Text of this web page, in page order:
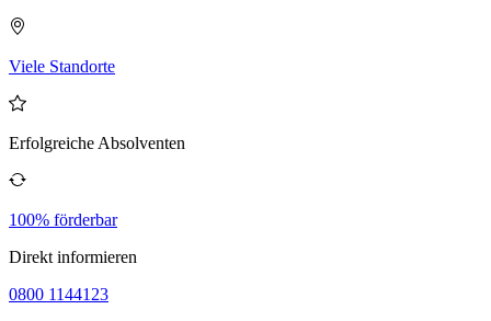
Viele Standorte
Erfolgreiche Absolventen
100% förderbar
Direkt informieren
0800 1144123